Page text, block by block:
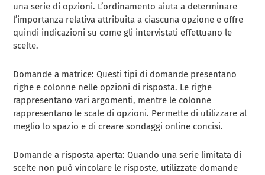
una serie di opzioni. L’ordinamento aiuta a determinare
l’importanza relativa attribuita a ciascuna opzione e offre
quindi indicazioni su come gli intervistati effettuano le
scelte.
Domande a matrice: Questi tipi di domande presentano
righe e colonne nelle opzioni di risposta. Le righe
rappresentano vari argomenti, mentre le colonne
rappresentano le scale di opzioni. Permette di utilizzare al
meglio lo spazio e di creare sondaggi online concisi.
Domande a risposta aperta: Quando una serie limitata di
scelte non può vincolare le risposte, utilizzate domande